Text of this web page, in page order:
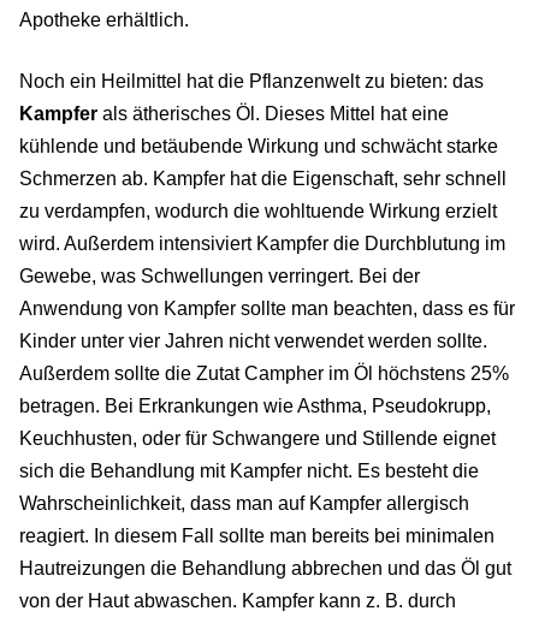
Apotheke erhältlich.
Noch ein Heilmittel hat die Pflanzenwelt zu bieten: das
Kampfer als ätherisches Öl. Dieses Mittel hat eine
kühlende und betäubende Wirkung und schwächt starke
Schmerzen ab. Kampfer hat die Eigenschaft, sehr schnell
zu verdampfen, wodurch die wohltuende Wirkung erzielt
wird. Außerdem intensiviert Kampfer die Durchblutung im
Gewebe, was Schwellungen verringert. Bei der
Anwendung von Kampfer sollte man beachten, dass es für
Kinder unter vier Jahren nicht verwendet werden sollte.
Außerdem sollte die Zutat Campher im Öl höchstens 25%
betragen. Bei Erkrankungen wie Asthma, Pseudokrupp,
Keuchhusten, oder für Schwangere und Stillende eignet
sich die Behandlung mit Kampfer nicht. Es besteht die
Wahrscheinlichkeit, dass man auf Kampfer allergisch
reagiert. In diesem Fall sollte man bereits bei minimalen
Hautreizungen die Behandlung abbrechen und das Öl gut
von der Haut abwaschen. Kampfer kann z. B. durch